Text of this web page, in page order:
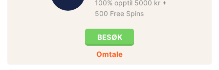
100% opptil 5000 kr +
500 Free Spins
BESØK
Omtale